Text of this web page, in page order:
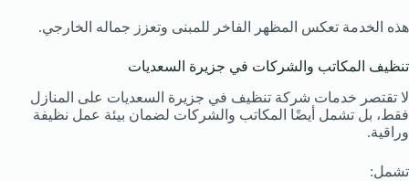
هذه الخدمة تعكس المظهر الفاخر للمبنى وتعزز جماله الخارجي.
تنظيف المكاتب والشركات في جزيرة السعديات
لا تقتصر خدمات شركة تنظيف في جزيرة السعديات على المنازل
فقط، بل تشمل أيضًا المكاتب والشركات لضمان بيئة عمل نظيفة
وراقية.
تشمل: